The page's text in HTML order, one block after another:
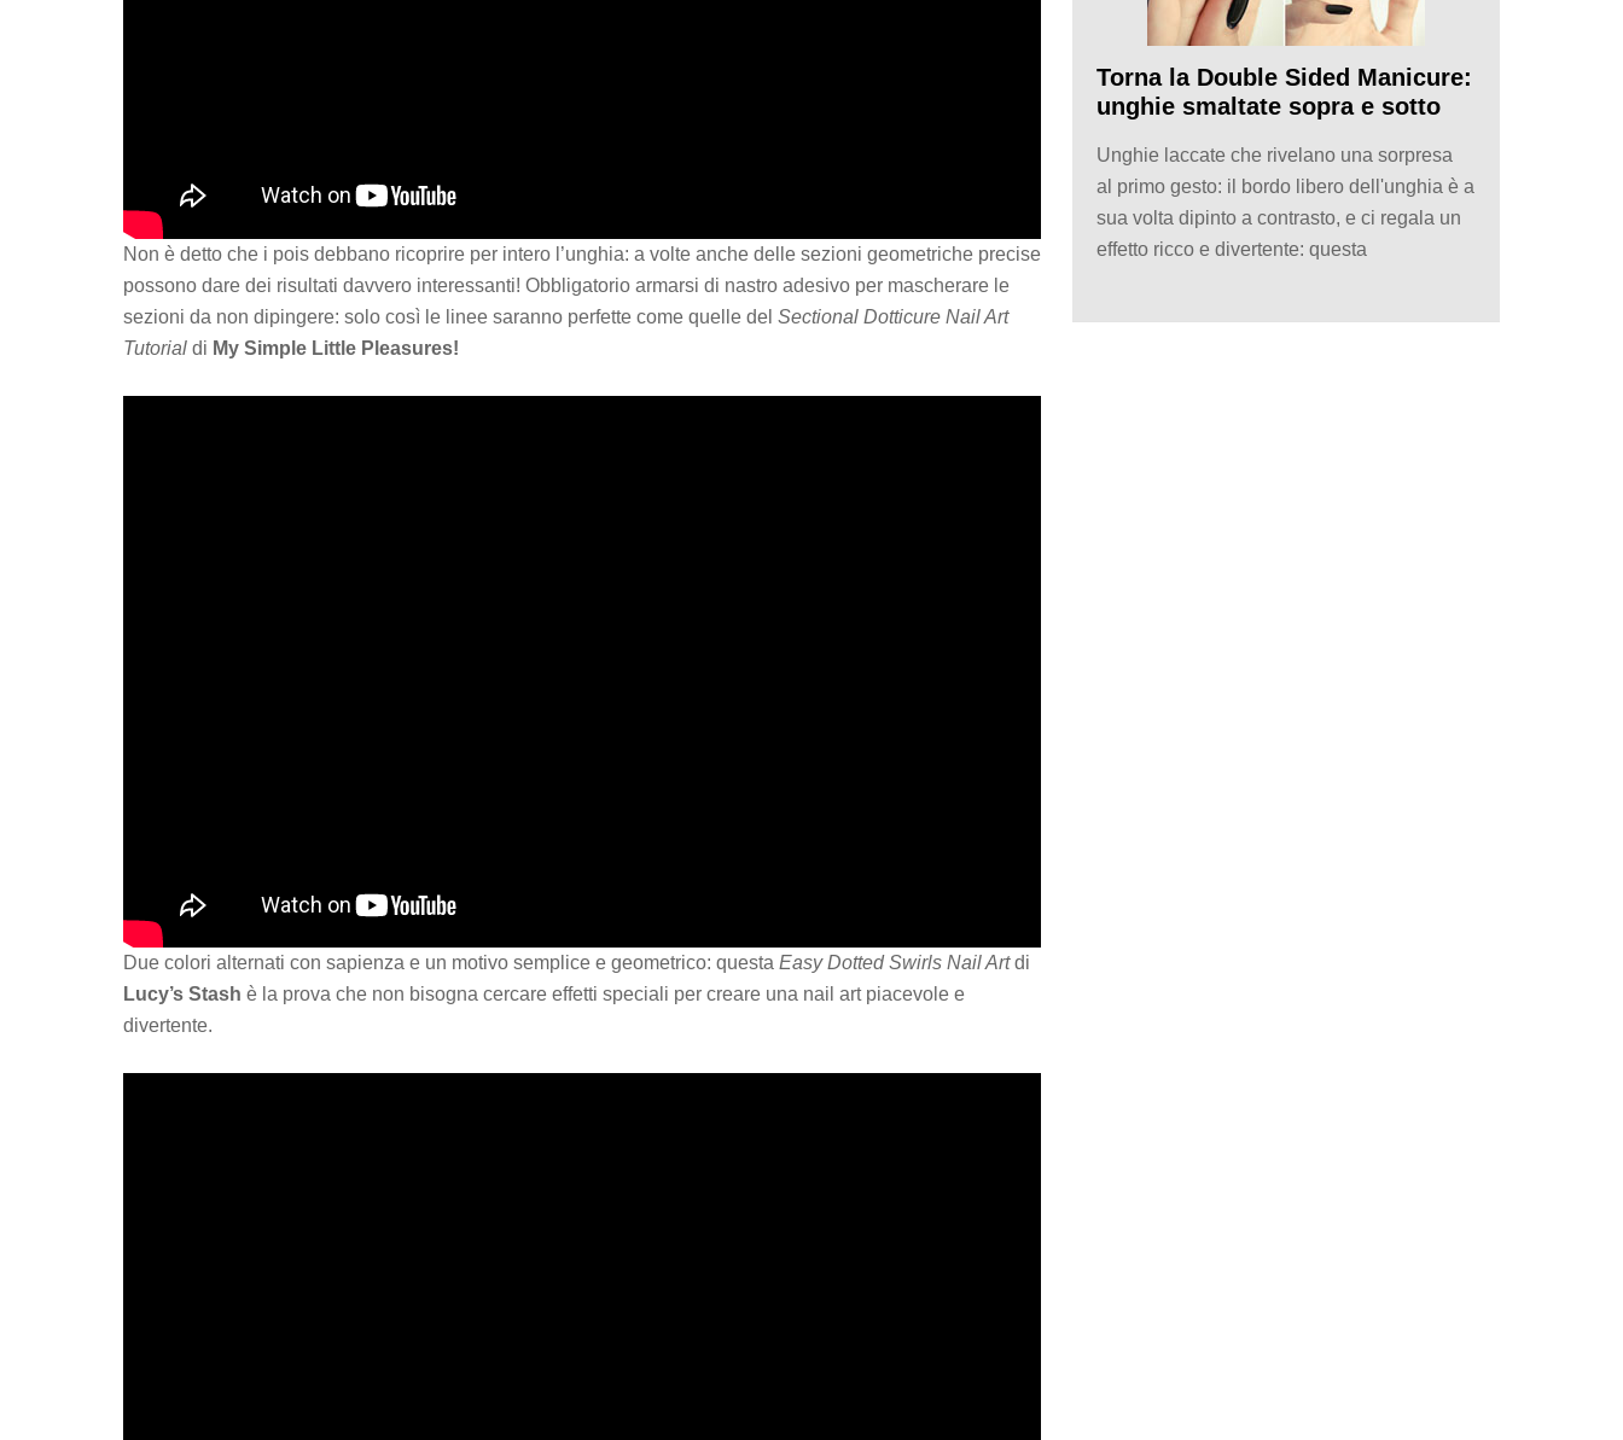
Non è detto che i pois debbano ricoprire per intero l’unghia: a volte anche delle sezioni geometriche precise
possono dare dei risultati davvero interessanti! Obbligatorio armarsi di nastro adesivo per mascherare le
sezioni da non dipingere: solo così le linee saranno perfette come quelle del Sectional Dotticure Nail Art
Tutorial di My Simple Little Pleasures!
Due colori alternati con sapienza e un motivo semplice e geometrico: questa Easy Dotted Swirls Nail Artdi
Lucy’s Stash è la prova che non bisogna cercare effetti speciali per creare una nail art piacevole e
divertente.
Torna la Double Sided Manicure:
unghie smaltate sopra e sotto
Unghie laccate che rivelano una sorpresa
al primo gesto: il bordo libero dell'unghia è a
sua volta dipinto a contrasto, e ci regala un
effetto ricco e divertente: questa